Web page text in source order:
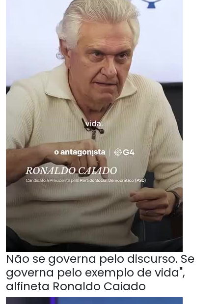
Não se governa pelo discurso. Se
governa pelo exemplo de vida",
alfineta Ronaldo Caiado